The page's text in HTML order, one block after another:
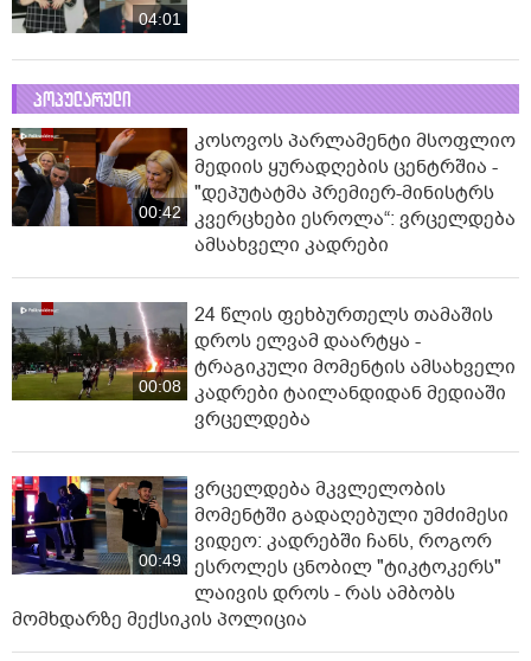
04:01
პოპულარული
00:42
კოსოვოს პარლამენტი მსოფლიო
მედიის ყურადღების ცენტრშია -
"დეპუტატმა პრემიერ-მინისტრს
კვერცხები ესროლა“: ვრცელდება
ამსახველი კადრები
00:08
24 წლის ფეხბურთელს თამაშის
დროს ელვამ დაარტყა -
ტრაგიკული მომენტის ამსახველი
კადრები ტაილანდიდან მედიაში
ვრცელდება
00:49
ვრცელდება მკვლელობის
მომენტში გადაღებული უმძიმესი
ვიდეო: კადრებში ჩანს, როგორ
ესროლეს ცნობილ "ტიკტოკერს"
ლაივის დროს - რას ამბობს
მომხდარზე მექსიკის პოლიცია